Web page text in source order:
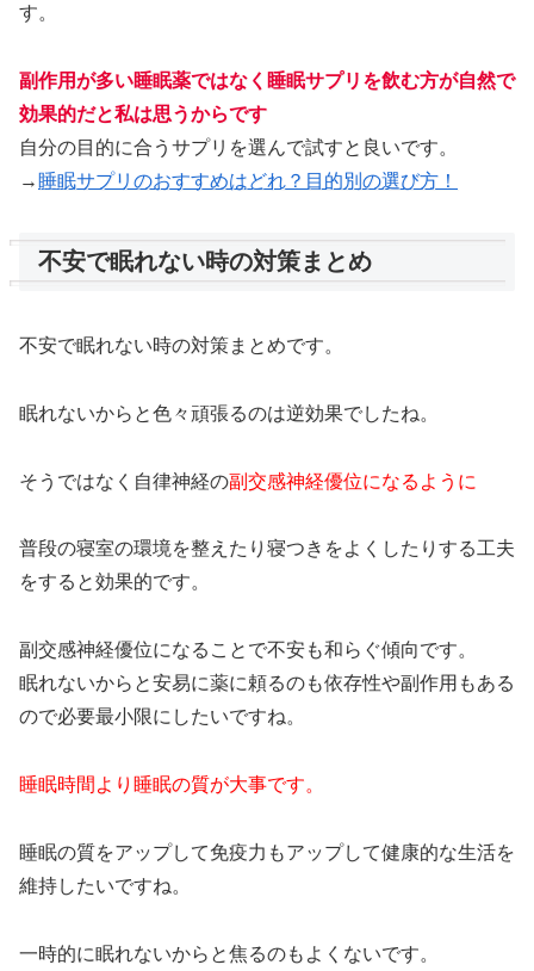
す。
副作用が多い睡眠薬ではなく睡眠サプリを飲む方が自然で
効果的だと私は思うからです
自分の目的に合うサプリを選んで試すと良いです。
→ 睡眠サプリのおすすめはどれ？目的別の選び方！
不安で眠れない時の対策まとめ
不安で眠れない時の対策まとめです。
眠れないからと色々頑張るのは逆効果でしたね。
そうではなく自律神経の副交感神経優位になるように
普段の寝室の環境を整えたり寝つきをよくしたりする工夫
をすると効果的です。
副交感神経優位になることで不安も和らぐ傾向です。
眠れないからと安易に薬に頼るのも依存性や副作用もある
ので必要最小限にしたいですね。
睡眠時間より睡眠の質が大事です。
睡眠の質をアップして免疫力もアップして健康的な生活を
維持したいですね。
一時的に眠れないからと焦るのもよくないです。